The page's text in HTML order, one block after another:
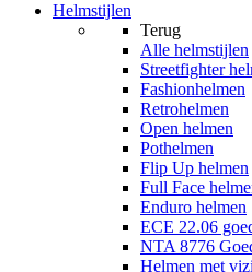
Helmstijlen
Terug
Alle helmstijlen
Streetfighter
Fashionhelmen
Retrohelmen
Open helmen
Pothelmen
Flip Up helmen
Full Face
Enduro helmen
ECE 22.06
NTA 8776
Helmen met